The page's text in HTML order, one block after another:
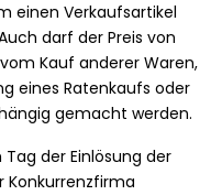
einen Verkaufsartikel
darf der Preis von
Kauf anderer Waren,
eines Ratenkaufs oder
gemacht werden.
der Einlösung der
Konkurrenzfirma